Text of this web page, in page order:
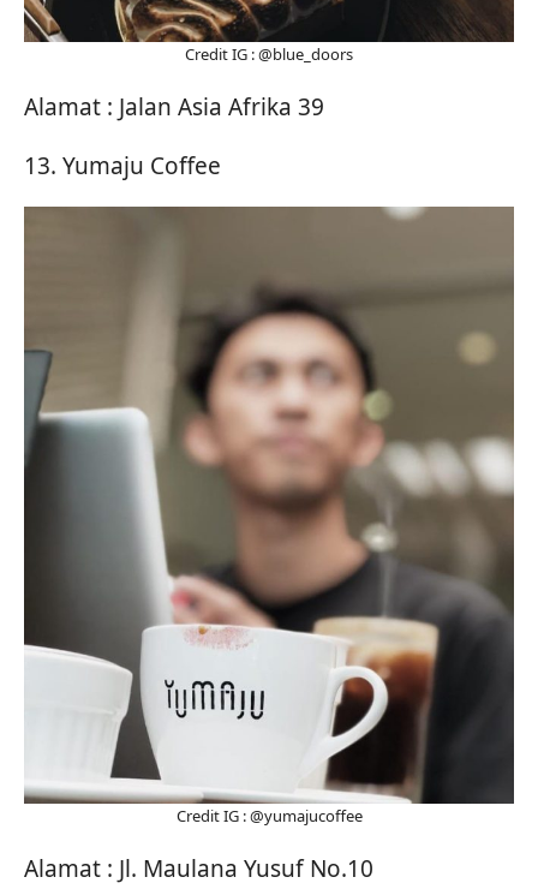
Credit IG : @blue_doors
Alamat : Jalan Asia Afrika 39
13. Yumaju Coffee
Credit IG : @yumajucoffee
Alamat : Jl. Maulana Yusuf No.10